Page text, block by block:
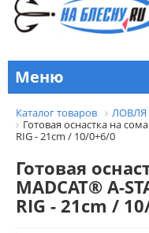
Меню
Каталог товаров
Готовая оснастка на сома
RIG - 21cm / 10/0+6/0
Готовая
MADCAT® A-
RIG - 21cm /